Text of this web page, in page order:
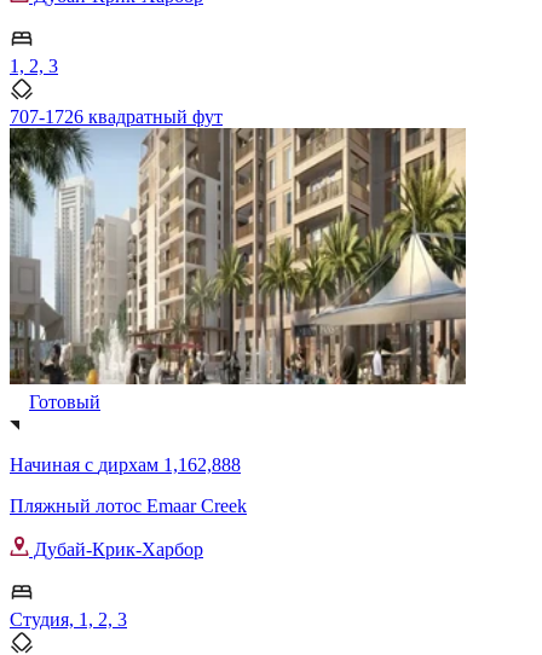
1, 2, 3
707-1726 квадратный фут
Готовый
Начиная с дирхам 1,162,888
Пляжный лотос Emaar Creek
Дубай-Крик-Харбор
Студия, 1, 2, 3